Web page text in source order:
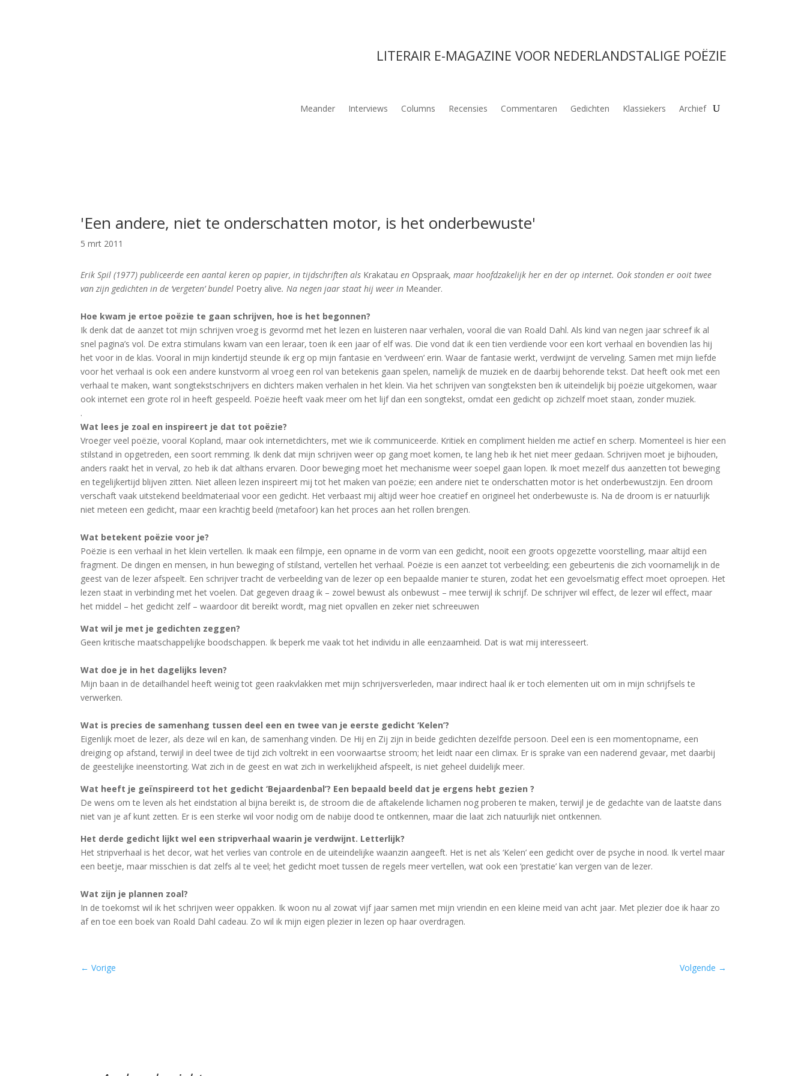
LITERAIR E-MAGAZINE VOOR NEDERLANDSTALIGE POËZIE
Meander Interviews Columns Recensies Commentaren Gedichten Klassiekers Archief
'Een andere, niet te onderschatten motor, is het onderbewuste'
5 mrt 2011
Erik Spil (1977) publiceerde een aantal keren op papier, in tijdschriften als Krakatauen Opspraak, maar hoofdzakelijk her en der op internet. Ook stonden er ooit twee
van zijn gedichten in de ‘vergeten’ bundel Poetry alive. Na negen jaar staat hij weer in Meander.
Hoe kwam je ertoe poëzie te gaan schrijven, hoe is het begonnen?
Ik denk dat de aanzet tot mijn schrijven vroeg is gevormd met het lezen en luisteren naar verhalen, vooral die van Roald Dahl. Als kind van negen jaar schreef ik al
snel pagina’s vol. De extra stimulans kwam van een leraar, toen ik een jaar of elf was. Die vond dat ik een tien verdiende voor een kort verhaal en bovendien las hij
het voor in de klas. Vooral in mijn kindertijd steunde ik erg op mijn fantasie en ‘verdween’ erin. Waar de fantasie werkt, verdwijnt de verveling. Samen met mijn liefde
voor het verhaal is ook een andere kunstvorm al vroeg een rol van betekenis gaan spelen, namelijk de muziek en de daarbij behorende tekst. Dat heeft ook met een
verhaal te maken, want songtekstschrijvers en dichters maken verhalen in het klein. Via het schrijven van songteksten ben ik uiteindelijk bij poëzie uitgekomen, waar
ook internet een grote rol in heeft gespeeld. Poëzie heeft vaak meer om het lijf dan een songtekst, omdat een gedicht op zichzelf moet staan, zonder muziek.
.
Wat lees je zoal en inspireert je dat tot poëzie?
Vroeger veel poëzie, vooral Kopland, maar ook internetdichters, met wie ik communiceerde. Kritiek en compliment hielden me actief en scherp. Momenteel is hier een
stilstand in opgetreden, een soort remming. Ik denk dat mijn schrijven weer op gang moet komen, te lang heb ik het niet meer gedaan. Schrijven moet je bijhouden,
anders raakt het in verval, zo heb ik dat althans ervaren. Door beweging moet het mechanisme weer soepel gaan lopen. Ik moet mezelf dus aanzetten tot beweging
en tegelijkertijd blijven zitten. Niet alleen lezen inspireert mij tot het maken van poëzie; een andere niet te onderschatten motor is het onderbewustzijn. Een droom
verschaft vaak uitstekend beeldmateriaal voor een gedicht. Het verbaast mij altijd weer hoe creatief en origineel het onderbewuste is. Na de droom is er natuurlijk
niet meteen een gedicht, maar een krachtig beeld (metafoor) kan het proces aan het rollen brengen.
Wat betekent poëzie voor je?
Poëzie is een verhaal in het klein vertellen. Ik maak een filmpje, een opname in de vorm van een gedicht, nooit een groots opgezette voorstelling, maar altijd een
fragment. De dingen en mensen, in hun beweging of stilstand, vertellen het verhaal. Poëzie is een aanzet tot verbeelding; een gebeurtenis die zich voornamelijk in de
geest van de lezer afspeelt. Een schrijver tracht de verbeelding van de lezer op een bepaalde manier te sturen, zodat het een gevoelsmatig effect moet oproepen. Het
lezen staat in verbinding met het voelen. Dat gegeven draag ik – zowel bewust als onbewust – mee terwijl ik schrijf. De schrijver wil effect, de lezer wil effect, maar
het middel – het gedicht zelf – waardoor dit bereikt wordt, mag niet opvallen en zeker niet schreeuwen
Wat wil je met je gedichten zeggen?
Geen kritische maatschappelijke boodschappen. Ik beperk me vaak tot het individu in alle eenzaamheid. Dat is wat mij interesseert.
Wat doe je in het dagelijks leven?
Mijn baan in de detailhandel heeft weinig tot geen raakvlakken met mijn schrijversverleden, maar indirect haal ik er toch elementen uit om in mijn schrijfsels te
verwerken.
Wat is precies de samenhang tussen deel een en twee van je eerste gedicht ‘Kelen’?
Eigenlijk moet de lezer, als deze wil en kan, de samenhang vinden. De Hij en Zij zijn in beide gedichten dezelfde persoon. Deel een is een momentopname, een
dreiging op afstand, terwijl in deel twee de tijd zich voltrekt in een voorwaartse stroom; het leidt naar een climax. Er is sprake van een naderend gevaar, met daarbij
de geestelijke ineenstorting. Wat zich in de geest en wat zich in werkelijkheid afspeelt, is niet geheel duidelijk meer.
Wat heeft je geïnspireerd tot het gedicht ‘Bejaardenbal’? Een bepaald beeld dat je ergens hebt gezien ?
De wens om te leven als het eindstation al bijna bereikt is, de stroom die de aftakelende lichamen nog proberen te maken, terwijl je de gedachte van de laatste dans
niet van je af kunt zetten. Er is een sterke wil voor nodig om de nabije dood te ontkennen, maar die laat zich natuurlijk niet ontkennen.
Het derde gedicht lijkt wel een stripverhaal waarin je verdwijnt. Letterlijk?
Het stripverhaal is het decor, wat het verlies van controle en de uiteindelijke waanzin aangeeft. Het is net als ‘Kelen’ een gedicht over de psyche in nood. Ik vertel maar
een beetje, maar misschien is dat zelfs al te veel; het gedicht moet tussen de regels meer vertellen, wat ook een ‘prestatie’ kan vergen van de lezer.
Wat zijn je plannen zoal?
In de toekomst wil ik het schrijven weer oppakken. Ik woon nu al zowat vijf jaar samen met mijn vriendin en een kleine meid van acht jaar. Met plezier doe ik haar zo
af en toe een boek van Roald Dahl cadeau. Zo wil ik mijn eigen plezier in lezen op haar overdragen.
←Vorige Volgende →